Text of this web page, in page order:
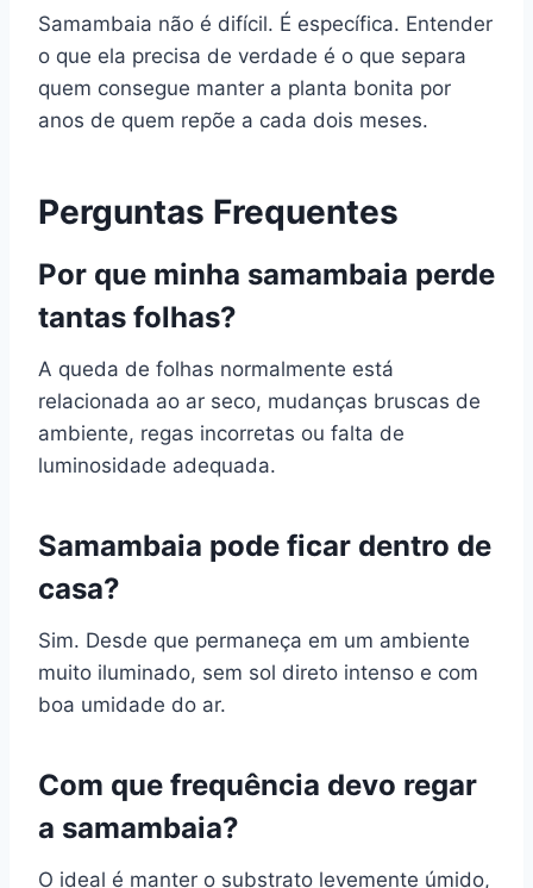
Samambaia não é difícil. É específica. Entender
o que ela precisa de verdade é o que separa
quem consegue manter a planta bonita por
anos de quem repõe a cada dois meses.
Perguntas Frequentes
Por que minha samambaia perde
tantas folhas?
A queda de folhas normalmente está
relacionada ao ar seco, mudanças bruscas de
ambiente, regas incorretas ou falta de
luminosidade adequada.
Samambaia pode ficar dentro de
casa?
Sim. Desde que permaneça em um ambiente
muito iluminado, sem sol direto intenso e com
boa umidade do ar.
Com que frequência devo regar
a samambaia?
O ideal é manter o substrato levemente úmido,